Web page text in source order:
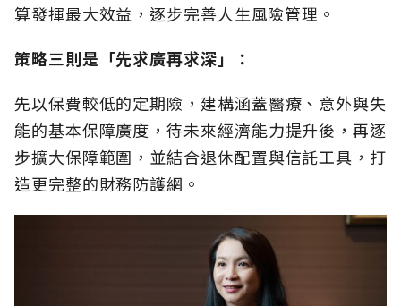
算發揮最大效益，逐步完善人生風險管理。
策略三則是「先求廣再求深」：
先以保費較低的定期險，建構涵蓋醫療、意外與失
能的基本保障廣度，待未來經濟能力提升後，再逐
步擴大保障範圍，並結合退休配置與信託工具，打
造更完整的財務防護網。